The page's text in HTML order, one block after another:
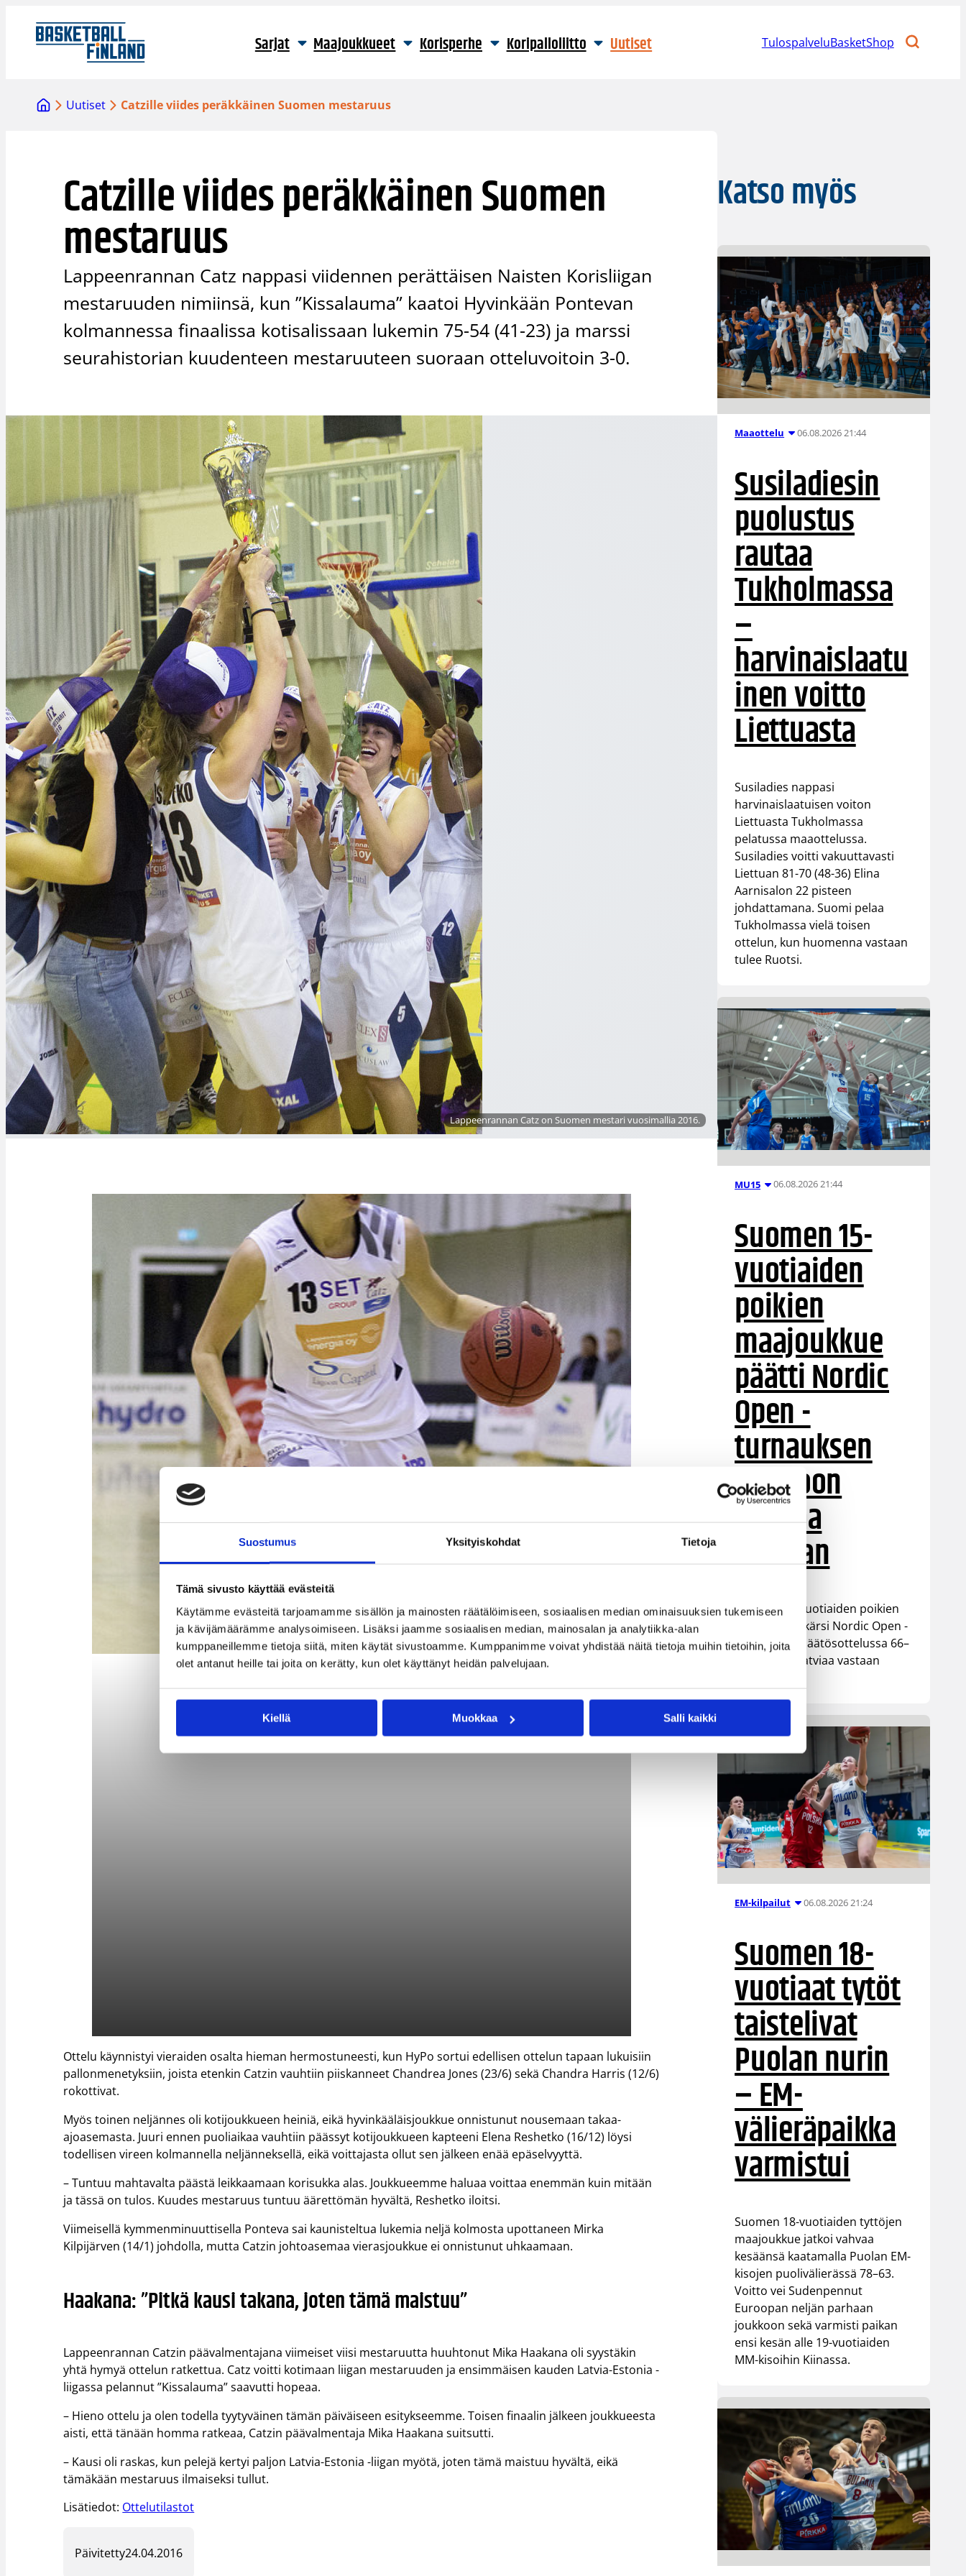
Suostumus Yksityiskohdat Tietoja
Tämä sivusto käyttää evästeitä
Käytämme evästeitä tarjoamamme sisällön ja mainosten räätälöimiseen, sosiaalisen median ominaisuuksien tukemiseen
ja kävijämäärämme analysoimiseen. Lisäksi jaamme sosiaalisen median, mainosalan ja analytiikka-alan
kumppaneillemme tietoja siitä, miten käytät sivustoamme. Kumppanimme voivat yhdistää näitä tietoja muihin tietoihin, joita
olet antanut heille tai joita on kerätty, kun olet käyttänyt heidän palvelujaan.
Kiellä Muokkaa Salli kaikki
sisältöön
Sarjat Maajoukkueet Korisperhe Koripalloliitto Uutiset TulospalveluBasketShop
Uutiset Catzille viides peräkkäinen Suomen mestaruus
Catzille viides peräkkäinen Suomen
mestaruus
Lappeenrannan Catz nappasi viidennen perättäisen Naisten Korisliigan
mestaruuden nimiinsä, kun ”Kissalauma” kaatoi Hyvinkään Pontevan
kolmannessa finaalissa kotisalissaan lukemin 75-54 (41-23) ja marssi
seurahistorian kuudenteen mestaruuteen suoraan otteluvoitoin 3-0.
Lappeenrannan Catz on Suomen mestari vuosimallia 2016.
Mestaruus oli joukkueen kapteenin Elena Reshetkon uran kuudes SM-kulta. Kuvat: Kai Kilappa.
Ottelu käynnistyi vieraiden osalta hieman hermostuneesti, kun HyPo sortui edellisen ottelun tapaan lukuisiin
pallonmenetyksiin, joista etenkin Catzin vauhtiin piiskanneet Chandrea Jones (23/6) sekä Chandra Harris (12/6)
rokottivat.
Myös toinen neljännes oli kotijoukkueen heiniä, eikä hyvinkääläisjoukkue onnistunut nousemaan takaa-
ajoasemasta. Juuri ennen puoliaikaa vauhtiin päässyt kotijoukkueen kapteeni Elena Reshetko (16/12) löysi
todellisen vireen kolmannella neljänneksellä, eikä voittajasta ollut sen jälkeen enää epäselvyyttä.
– Tuntuu mahtavalta päästä leikkaamaan korisukka alas. Joukkueemme haluaa voittaa enemmän kuin mitään
ja tässä on tulos. Kuudes mestaruus tuntuu äärettömän hyvältä, Reshetko iloitsi.
Viimeisellä kymmenminuuttisella Ponteva sai kaunisteltua lukemia neljä kolmosta upottaneen Mirka
Kilpijärven (14/1) johdolla, mutta Catzin johtoasemaa vierasjoukkue ei onnistunut uhkaamaan.
Haakana: ”Pitkä kausi takana, joten tämä maistuu”
Lappeenrannan Catzin päävalmentajana viimeiset viisi mestaruutta huuhtonut Mika Haakana oli syystäkin
yhtä hymyä ottelun ratkettua. Catz voitti kotimaan liigan mestaruuden ja ensimmäisen kauden Latvia-Estonia -
liigassa pelannut ”Kissalauma” saavutti hopeaa.
– Hieno ottelu ja olen todella tyytyväinen tämän päiväiseen esitykseemme. Toisen finaalin jälkeen joukkueesta
aisti, että tänään homma ratkeaa, Catzin päävalmentaja Mika Haakana suitsutti.
– Kausi oli raskas, kun pelejä kertyi paljon Latvia-Estonia -liigan myötä, joten tämä maistuu hyvältä, eikä
tämäkään mestaruus ilmaiseksi tullut.
Lisätiedot: Ottelutilastot
Päivitetty24.04.2016
Katso myös
Maaottelu 06.08.2026 21:44
Susiladiesin
puolustus
rautaa
Tukholmassa
–
harvinaislaatu
inen voitto
Liettuasta
Susiladies nappasi
harvinaislaatuisen voiton
Liettuasta Tukholmassa
pelatussa maaottelussa.
Susiladies voitti vakuuttavasti
Liettuan 81-70 (48-36) Elina
Aarnisalon 22 pisteen
johdattamana. Suomi pelaa
Tukholmassa vielä toisen
ottelun, kun huomenna vastaan
tulee Ruotsi.
MU15 06.08.2026 21:44
Suomen 15-
vuotiaiden
poikien
maajoukkue
päätti Nordic
Open -
turnauksen
tappioon
Latviaa
vastaan
Suomen 15-vuotiaiden poikien
maajoukkue kärsi Nordic Open -
turnauksen päätösottelussa 66–
74-tappion Latviaa vastaan
EM-kilpailut 06.08.2026 21:24
Suomen 18-
vuotiaat tytöt
taistelivat
Puolan nurin
– EM-
välieräpaikka
varmistui
Suomen 18-vuotiaiden tyttöjen
maajoukkue jatkoi vahvaa
kesäänsä kaatamalla Puolan EM-
kisojen puolivälierässä 78–63.
Voitto vei Sudenpennut
Euroopan neljän parhaan
joukkoon sekä varmisti paikan
ensi kesän alle 19-vuotiaiden
MM-kisoihin Kiinassa.